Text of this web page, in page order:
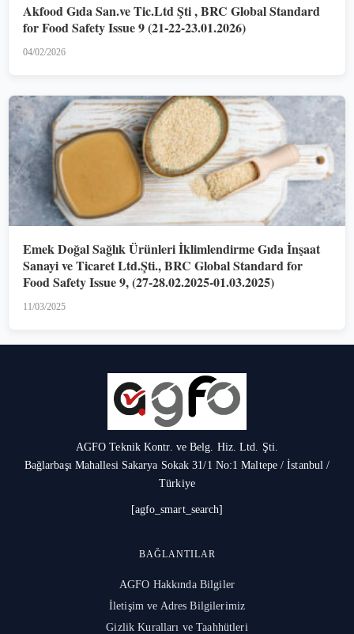
Akfood Gıda San.ve Tic.Ltd Şti , BRC Global Standard
for Food Safety Issue 9 (21-22-23.01.2026)
04/02/2026
Emek Doğal Sağlık Ürünleri İklimlendirme Gıda İnşaat
Sanayi ve Ticaret Ltd.Şti., BRC Global Standard for
Food Safety Issue 9, (27-28.02.2025-01.03.2025)
11/03/2025
AGFO Teknik Kontr. ve Belg. Hiz. Ltd. Şti.
Bağlarbaşı Mahallesi Sakarya Sokak 31/1 No:1 Maltepe / İstanbul /
Türkiye
[agfo_smart_search]
BAĞLANTILAR
AGFO Hakkında Bilgiler
İletişim ve Adres Bilgilerimiz
Gizlik Kuralları ve Taahhütleri